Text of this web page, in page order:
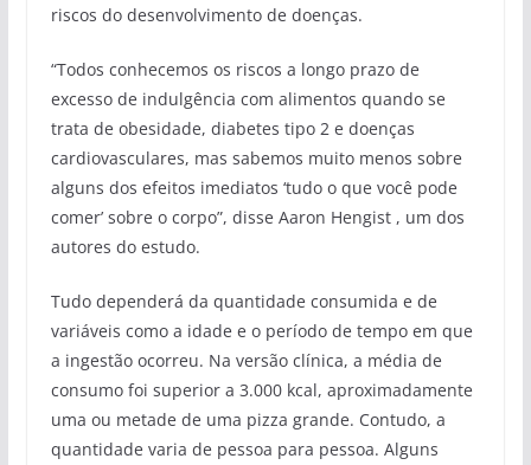
riscos do desenvolvimento de doenças.
“Todos conhecemos os riscos a longo prazo de
excesso de indulgência com alimentos quando se
trata de obesidade, diabetes tipo 2 e doenças
cardiovasculares, mas sabemos muito menos sobre
alguns dos efeitos imediatos ‘tudo o que você pode
comer’ sobre o corpo”, disse Aaron Hengist , um dos
autores do estudo.
Tudo dependerá da quantidade consumida e de
variáveis como a idade e o período de tempo em que
a ingestão ocorreu. Na versão clínica, a média de
consumo foi superior a 3.000 kcal, aproximadamente
uma ou metade de uma pizza grande. Contudo, a
quantidade varia de pessoa para pessoa. Alguns